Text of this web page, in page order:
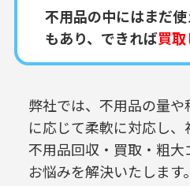
不用品の中にはまだ
もあり、できれば買
弊社では、不用品の量
に応じて柔軟に対応し、
不用品回収・買取・粗大
お悩みを解決いたします。